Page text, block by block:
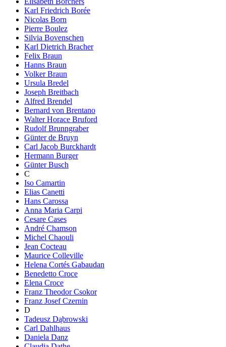
Karl Friedrich Borée
Nicolas Born
Pierre Boulez
Silvia Bovenschen
Karl Dietrich Bracher
Felix Braun
Hanns Braun
Volker Braun
Ursula Bredel
Joseph Breitbach
Alfred Brendel
Bernard von Brentano
Walter Horace Bruford
Rudolf Brunngraber
Günter de Bruyn
Carl Jacob Burckhardt
Hermann Burger
Günter Busch
C
Iso Camartin
Elias Canetti
Hans Carossa
Anna Maria Carpi
Cesare Cases
André Chamson
Michel Chaouli
Jean Cocteau
Maurice Colleville
Helena Cortés Gabaudan
Benedetto Croce
Elena Croce
Franz Theodor Csokor
Franz Josef Czernin
D
Tadeusz Dąbrowski
Carl Dahlhaus
Daniela Danz